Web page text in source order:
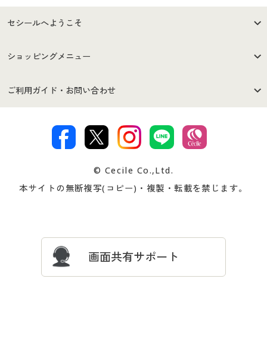
セシールへようこそ
はじめての方へ
セシールご利用規約
著作権・商標について 会社案内
ショッピングメニュー
商品カテゴリ
プレゼント＆キャンペーン サイトマップ
ご利用ガイド・お問い合わせ
交換・返品は お支払は
ついて
忘れの場合
© Cecile Co.,Ltd.
本サイトの無断複写(コピー)・複製・転載を禁じます。
画面共有サポート